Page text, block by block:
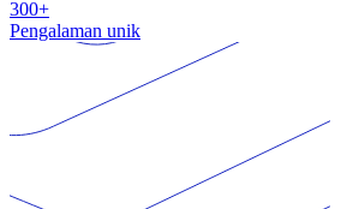
300+
Pengalaman unik